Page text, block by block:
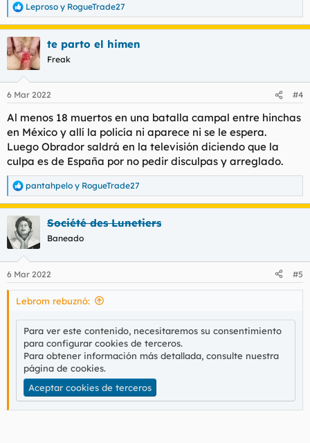
R
e
a
c
c
i
e
:
Leproso y RogueTrade27
te parto el himen
Freak
6 Mar 2022 #4
Al menos 18 muertos en una batalla campal entre hinchas
en México y allí la policía ni aparece ni se le espera.
Luego Obrador saldrá en la televisión diciendo que la
culpa es de España por no pedir disculpas y arreglado.
R
e
a
c
c
i
e
s
pantahpelo y RogueTrade27
Société des Lunetiers
Baneado
6 Mar 2022 #5
Lebrom rebuznó:
Para ver este contenido, necesitaremos su consentimiento
para configurar cookies de terceros.
Para obtener información más detallada, consulte nuestra
página de cookies.
Aceptar cookies de terceros